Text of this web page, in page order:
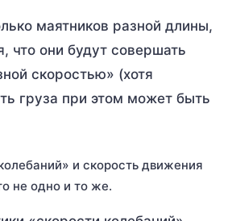
маятников разной длины,
что они будут совершать
скоростью» (хотя
груза при этом может быть
и скорость движения
не одно и то же.